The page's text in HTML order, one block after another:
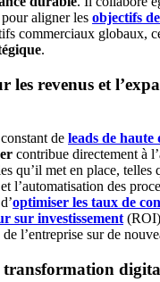
aligner les objectifs
commerciaux globaux,
.
les revenus et
de leads de haute
contribue directement à
qu’il met en place, telles
l’automatisation des
optimiser les taux de
sur investissement
l’entreprise sur de
transformation